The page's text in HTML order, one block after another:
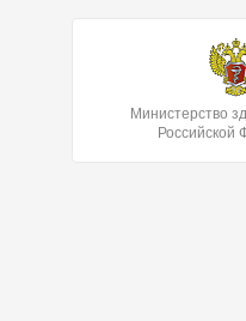
Министерство
Российской